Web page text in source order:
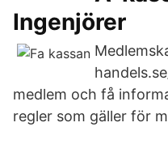
Ingenjörer
medlem och få
regler som gäller för